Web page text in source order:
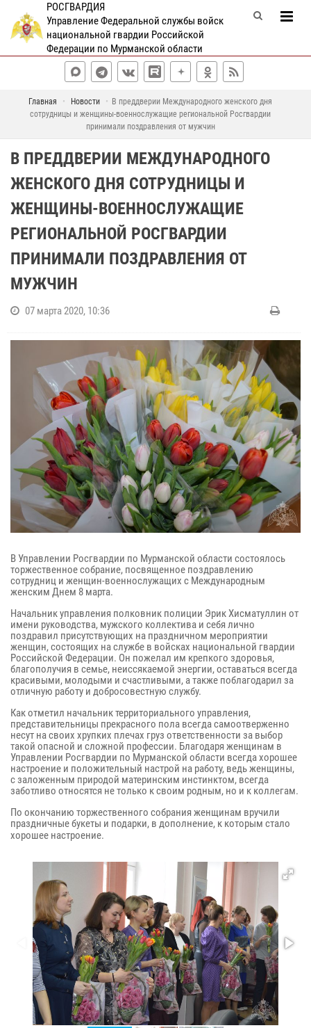
РОСГВАРДИЯ
Управление Федеральной службы войск
национальной гвардии Российской
Федерации по Мурманской области
Главная Новости
В преддверии Международного женского дня
сотрудницы и женщины-военнослужащие региональной Росгвардии
принимали поздравления от мужчин
В ПРЕДДВЕРИИ МЕЖДУНАРОДНОГО
ЖЕНСКОГО ДНЯ СОТРУДНИЦЫ И
ЖЕНЩИНЫ-ВОЕННОСЛУЖАЩИЕ
РЕГИОНАЛЬНОЙ РОСГВАРДИИ
ПРИНИМАЛИ ПОЗДРАВЛЕНИЯ ОТ
МУЖЧИН
07 марта 2020, 10:36
В Управлении Росгвардии по Мурманской области состоялось
торжественное собрание, посвященное поздравлению
сотрудниц и женщин-военнослужащих с Международным
женским Днем 8 марта.
Начальник управления полковник полиции Эрик Хисматуллин от
имени руководства, мужского коллектива и себя лично
поздравил присутствующих на праздничном мероприятии
женщин, состоящих на службе в войсках национальной гвардии
Российской Федерации. Он пожелал им крепкого здоровья,
благополучия в семье, неиссякаемой энергии, оставаться всегда
красивыми, молодыми и счастливыми, а также поблагодарил за
отличную работу и добросовестную службу.
Как отметил начальник территориального управления,
представительницы прекрасного пола всегда самоотверженно
несут на своих хрупких плечах груз ответственности за выбор
такой опасной и сложной профессии. Благодаря женщинам в
Управлении Росгвардии по Мурманской области всегда хорошее
настроение и положительный настрой на работу, ведь женщины,
с заложенным природой материнским инстинктом, всегда
заботливо относятся не только к своим родным, но и к коллегам.
По окончанию торжественного собрания женщинам вручили
праздничные букеты и подарки, в дополнение, к которым стало
хорошее настроение.